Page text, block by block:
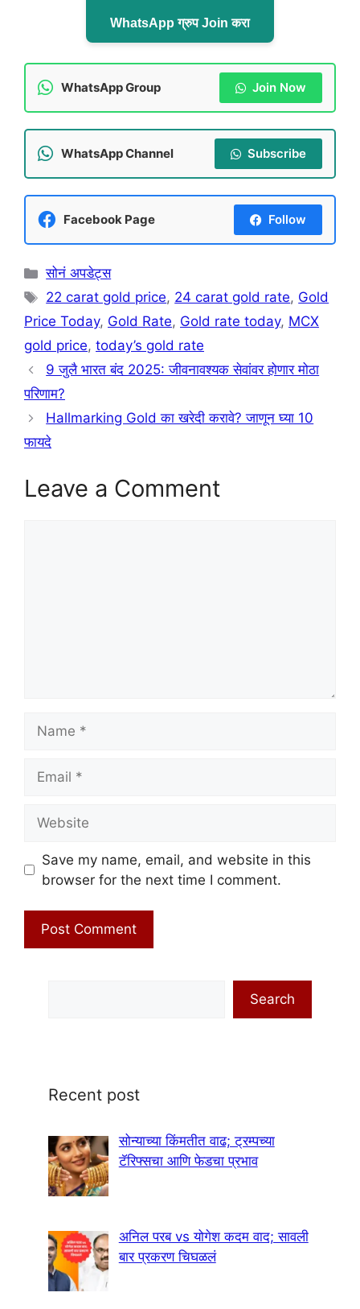
WhatsApp ग्रुप Join करा
WhatsApp Group Join Now
WhatsApp Channel Subscribe
Facebook Page Follow
Categories
सोनं अपडेट्स
Tags
22 carat gold price, 24 carat gold rate, Gold
Price Today, Gold Rate, Gold rate today, MCX
gold price, today’s gold rate
9 जुलै भारत बंद 2025: जीवनावश्यक सेवांवर होणार मोठा
परिणाम?
Hallmarking Gold का खरेदी करावे? जाणून घ्या 10
फायदे
Leave a Comment
Save my name, email, and website in this
browser for the next time I comment.
Search
Recent post
सोन्याच्या किंमतीत वाढ; ट्रम्पच्या
टॅरिफ्सचा आणि फेडचा प्रभाव
अनिल परब vs योगेश कदम वाद; सावली
बार प्रकरण चिघळलं